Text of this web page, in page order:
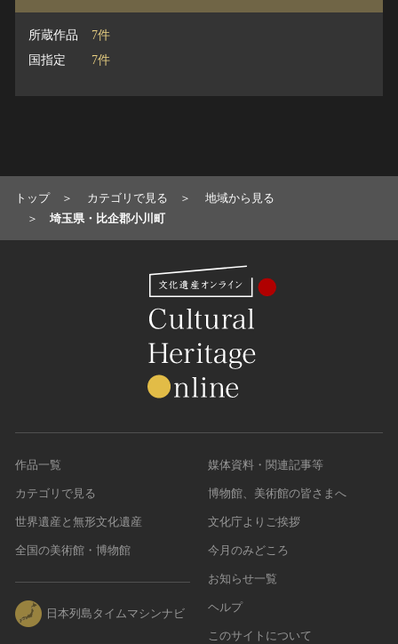
所蔵作品
7件
国指定
7件
トップ カテゴリで見る
地域から見る
埼玉県・比企郡小川町
作品一覧
カテゴリで見る
世界遺産と無形文化遺産
全国の美術館・博物館
日本列島タイムマシンナビ
媒体資料・関連記事等
博物館、美術館の皆さまへ
文化庁よりご挨拶
今月のみどころ
お知らせ一覧
ヘルプ
このサイトについて